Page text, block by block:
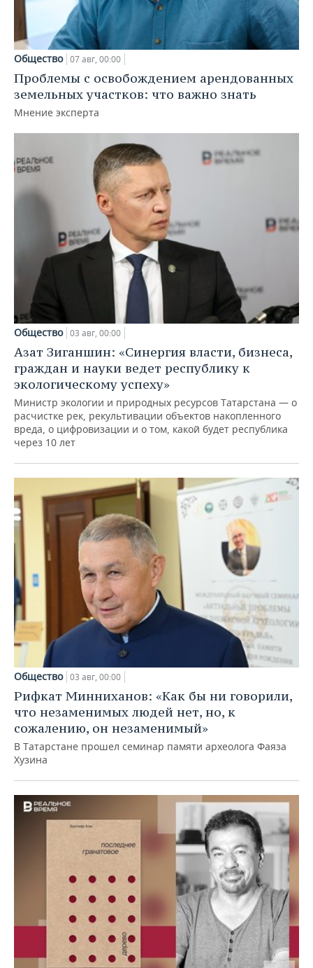
Общество 07 авг, 00:00
Проблемы с освобождением арендованных
земельных участков: что важно знать
Мнение эксперта
Общество 03 авг, 00:00
Азат Зиганшин: «Синергия власти, бизнеса,
граждан и науки ведет республику к
экологическому успеху»
Министр экологии и природных ресурсов Татарстана — о
расчистке рек, рекультивации объектов накопленного
вреда, о цифровизации и о том, какой будет республика
через 10 лет
Общество 03 авг, 00:00
Рифкат Минниханов: «Как бы ни говорили,
что незаменимых людей нет, но, к
сожалению, он незаменимый»
В Татарстане прошел семинар памяти археолога Фаяза
Хузина